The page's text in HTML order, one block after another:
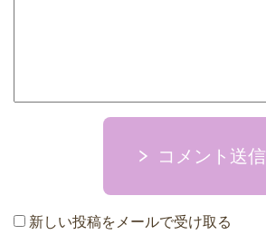
コメント送信
新しい投稿をメールで受け取る